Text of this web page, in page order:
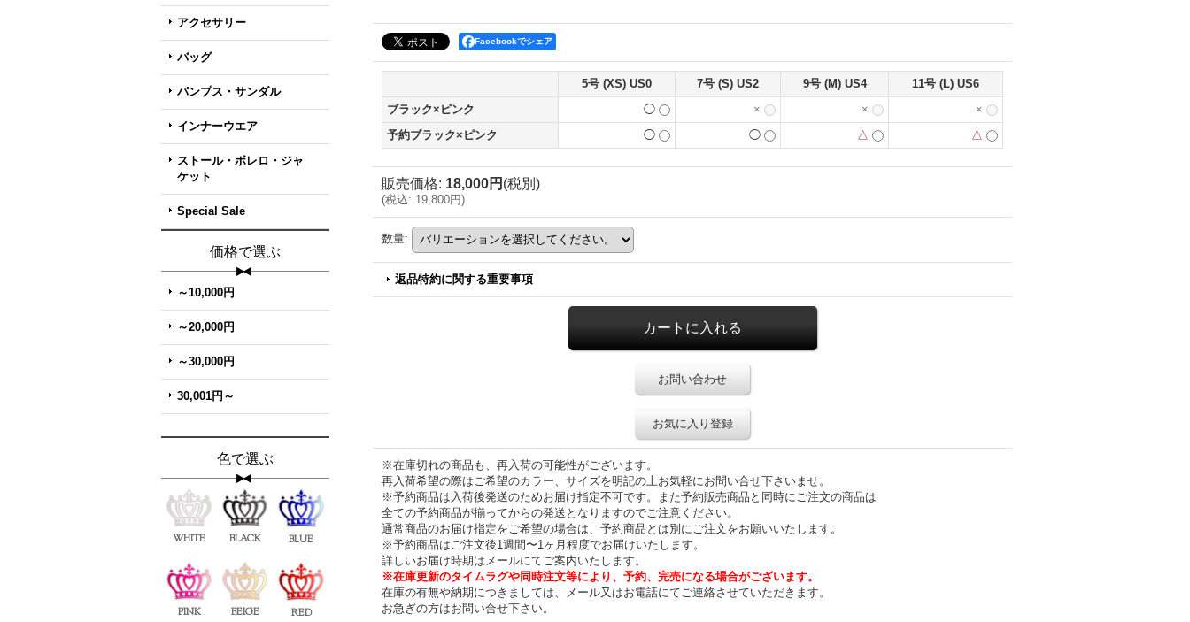
アクセサリー
バッグ
パンプス・サンダル
インナーウエア
ストール・ボレロ・ジャ
ケット
Special Sale
価格で選ぶ
～10,000円
～20,000円
～30,000円
30,001円～
色で選ぶ
WHITE BLACK BLUE
PINK BEIGE RED
Facebookでシェア
5号 (XS) US0 7号 (S) US2 9号 (M) US4
11号 (L) US6
ブラック×ピンク
◯ × ×
×
予約ブラック×ピンク
◯ ◯ △ △
販売価格: 18,000円 (税別)
(税込: 19,800円)
数量:
返品特約に関する重要事項
お問い合わせ
お気に入り登録
※在庫切れの商品も、再入荷の可能性がございます。
再入荷希望の際はご希望のカラー、サイズを明記の上お気軽にお問い合せ下さいませ。
※予約商品は入荷後発送のためお届け指定不可です。また予約販売商品と同時にご注文の商品は
全ての予約商品が揃ってからの発送となりますのでご注意ください。
通常商品のお届け指定をご希望の場合は、予約商品とは別にご注文をお願いいたします。
※予約商品はご注文後1週間〜1ヶ月程度でお届けいたします。
詳しいお届け時期はメールにてご案内いたします。
※在庫更新のタイムラグや同時注文等により、予約、完売になる場合がございます。
在庫の有無や納期につきましては、メール又はお電話にてご連絡させていただきます。
お急ぎの方はお問い合せ下さい。